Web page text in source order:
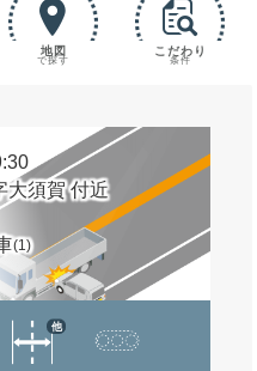
地図
で探す
こだわり
条件
大須賀 付近
(1)
他